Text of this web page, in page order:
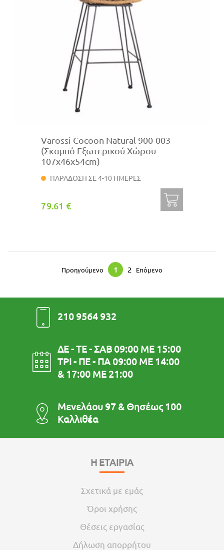
Varossi Cocoon Natural 900-003
(Σκαμπό Εξωτερικού Χώρου
107x46x54cm)
ΠΑΡΑΔΟΣΗ ΣΕ 4-10 ΗΜΕΡΕΣ
79.61 €
Προηγούμενο 1 2 Επόμενο
210 9564 932
ΔΕ - ΤΕ - ΣΑΒ 09:00 ΜΕ 15:00
ΤΡΙ - ΠΕ - ΠΑ 09:00 ΜΕ 14:00
& 17:00 ΜΕ 21:00
Μενελάου 97 & Θησέως 100
Καλλιθέα
Η ΕΤΑΙΡΙΑ
Σχετικά με εμάς
Όροι χρήσης
Θέσεις εργασίας
Δήλωση απορρήτου